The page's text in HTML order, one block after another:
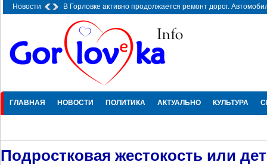
Новости В Горловке активно продолжается ремонт дорог. 20
ГЛАВНАЯ НОВОСТИ ПОЛИТИКА АКТУАЛЬНО КУЛЬТУРА
Подростковая жестокость или